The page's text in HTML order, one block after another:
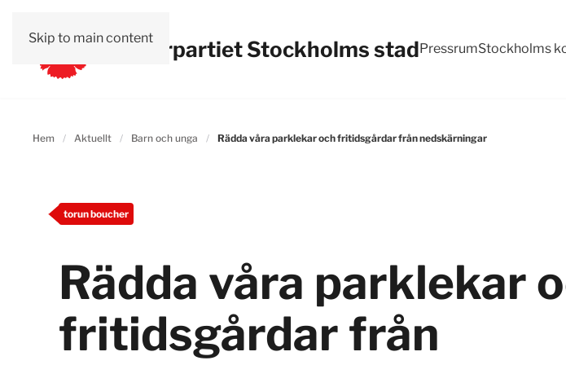
Skip to main contentVänsterpartiet Stockholms stadPressrumStockholms
Hem Aktuellt Barn och unga Rädda våra parklekar och fritidsgårdar från nedskärningar
torun boucher
Rädda våra parklekar
fritidsgårdar från